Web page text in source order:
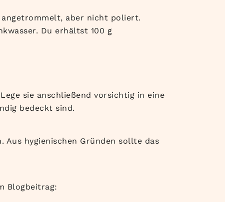
angetrommelt, aber nicht poliert.
Du erhältst 100 g
sie anschließend vorsichtig in eine
bedeckt sind.
Aus hygienischen Gründen sollte das
Blogbeitrag: